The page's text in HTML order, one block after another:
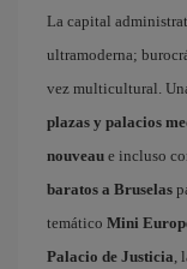
La capital
ultramoderna;
vez multicultural.
plazas y palacios
nouveau e incluso
baratos a Bruselas
temático Mini
Palacio de Justicia,